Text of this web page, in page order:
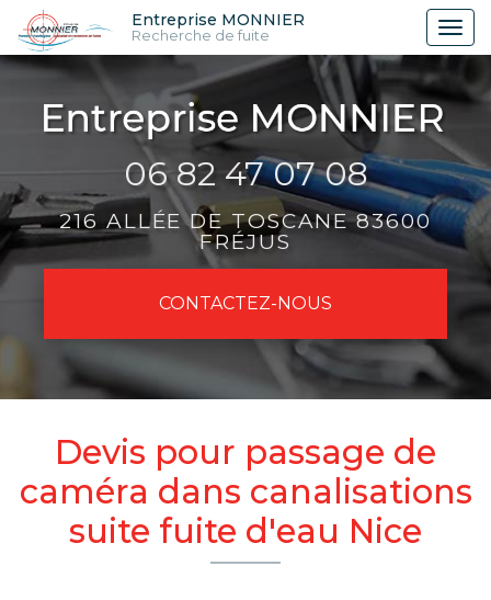
Aller
au
contenu
principal
Entreprise MONNIER
Recherche de fuite
06 82 47 07 08
216 ALLÉE DE TOSCANE 83600
FRÉJUS
CONTACTEZ-NOUS
Devis pour passage de
caméra dans canalisations
suite fuite d'eau Nice